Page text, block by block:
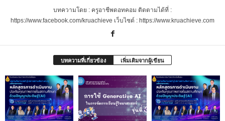
บทความโดย : ครูอาชีพดอทคอม ติดตามได้ที่ :
https://www.facebook.com/kruachieve เว็บไซต์ : https://www.kruachieve.com
บทความที่เกี่ยวข้อง เพิ่มเติมจากผู้เขียน